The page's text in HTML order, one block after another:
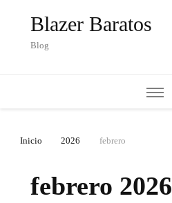
Blazer Baratos
Blog
Inicio 2026 febrero
febrero 2026